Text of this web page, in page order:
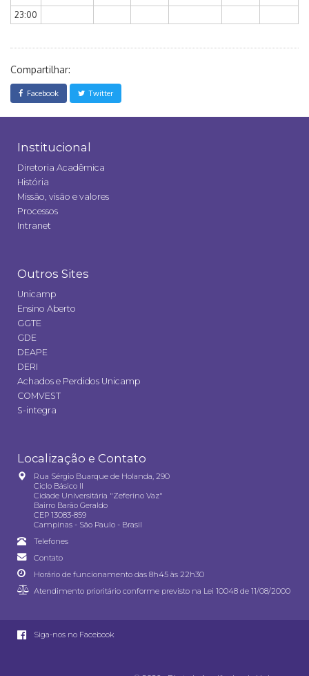
23:00
Compartilhar:
Facebook Twitter
Institucional
Diretoria Acadêmica
História
Missão, visão e valores
Processos
Intranet
Outros Sites
Unicamp
Ensino Aberto
GGTE
GDE
DEAPE
DERI
Achados e Perdidos Unicamp
COMVEST
S-integra
Localização e Contato
Rua Sérgio Buarque de Holanda, 290
Ciclo Básico II
Cidade Universitária "Zeferino Vaz"
Bairro Barão Geraldo
CEP 13083-859
Campinas - São Paulo - Brasil
Telefones
Contato
Horário de funcionamento das 8h45 às 22h30
Atendimento prioritário conforme previsto na Lei 10048 de 11/08/2000
Siga-nos no Facebook